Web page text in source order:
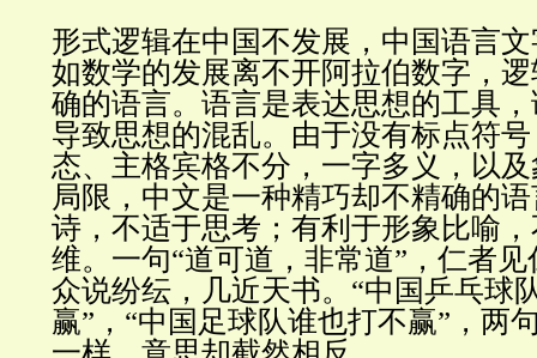
形式逻辑在中国不发展，中国语言
如数学的发展离不开阿拉伯数字，
确的语言。语言是表达思想的工具
导致思想的混乱。由于没有标点符
态、主格宾格不分，一字多义，以
局限，中文是一种精巧却不精确的
诗，不适于思考；有利于形象比喻
维。一句“道可道，非常道” ，仁者
众说纷纭，几近天书。 “中国乒乓球
赢” ， “中国足球队谁也打不赢” ，两